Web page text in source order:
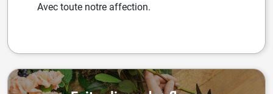
Avec toute notre affection.